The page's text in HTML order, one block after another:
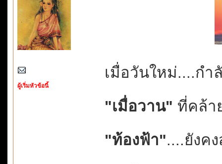
ผู้เริ่มหัวข้อนี้
เมื่อวันใหม่....กำ
"เมื่อวาน" ที่คล้า
"ท้องฟ้า"....ยังค